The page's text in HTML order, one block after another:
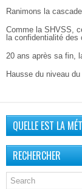
Ranimons la
Comme la SHVSS,
la confidentialité des
20 ans après sa fin,
Hausse du niveau
QUELLE EST LA
RECHERCHER